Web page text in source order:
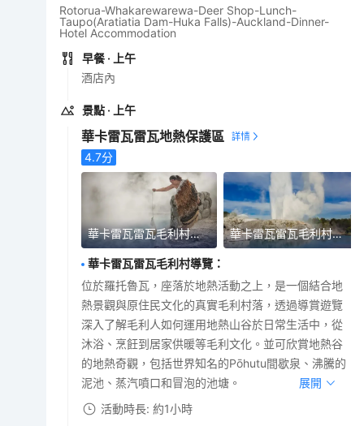
Rotorua-Whakarewarewa-Deer Shop-Lunch-
Taupo(Aratiatia Dam-Huka Falls)-Auckland-Dinner-
Hotel Accommodation
早餐 · 上午
酒店內
景點 · 上午
華卡雷瓦雷瓦地熱保護區
4.7分
華卡雷瓦雷瓦毛利村導覽~蒸氣烹調 華卡雷瓦雷瓦毛利村導覽~間歇泉
華卡雷瓦雷瓦毛利村導覽 ：
位於羅托魯瓦，座落於地熱活動之上，是一個結合地
熱景觀與原住民文化的真實毛利村落，透過導賞遊覽
深入了解毛利人如何運用地熱山谷於日常生活中，從
沐浴、烹飪到居家供暖等毛利文化。並可欣賞地熱谷
的地熱奇觀，包括世界知名的Pōhutu間歇泉、沸騰的
泥池、蒸汽噴口和冒泡的池塘。
展開
活動時長: 約1小時